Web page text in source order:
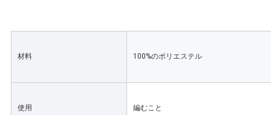
い
ニ
ュ
材料 100%のポリエステル
使用 編むこと